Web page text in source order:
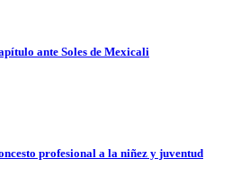
ante Soles de Mexicali
profesional a la niñez y juventud